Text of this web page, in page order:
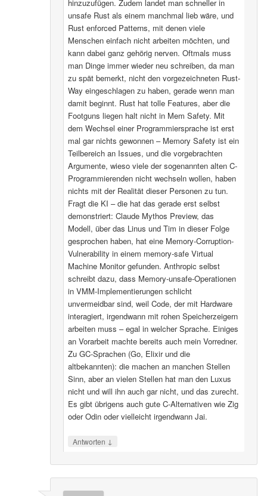
hinzuzufügen. Zudem landet man schneller in
unsafe Rust als einem manchmal lieb wäre, und
Rust enforced Patterns, mit denen viele
Menschen einfach nicht arbeiten möchten, und
kann dabei ganz gehörig nerven. Oftmals muss
man Dinge immer wieder neu schreiben, da man
zu spät bemerkt, nicht den vorgezeichneten Rust-
Way eingeschlagen zu haben, gerade wenn man
damit beginnt. Rust hat tolle Features, aber die
Footguns liegen halt nicht in Mem Safety. Mit
dem Wechsel einer Programmiersprache ist erst
mal gar nichts gewonnen – Memory Safety ist ein
Teilbereich an Issues, und die vorgebrachten
Argumente, wieso viele der sogenannten alten C-
Programmierenden nicht wechseln wollen, haben
nichts mit der Realität dieser Personen zu tun.
Fragt die KI – die hat das gerade erst selbst
demonstriert: Claude Mythos Preview, das
Modell, über das Linus und Tim in dieser Folge
gesprochen haben, hat eine Memory-Corruption-
Vulnerability in einem memory-safe Virtual
Machine Monitor gefunden. Anthropic selbst
schreibt dazu, dass Memory-unsafe-Operationen
in VMM-Implementierungen schlicht
unvermeidbar sind, weil Code, der mit Hardware
interagiert, irgendwann mit rohen Speicherzeigern
arbeiten muss – egal in welcher Sprache. Einiges
an Vorarbeit machte bereits auch mein Vorredner.
Zu GC-Sprachen (Go, Elixir und die
altbekannten): die machen an manchen Stellen
Sinn, aber an vielen Stellen hat man den Luxus
nicht und will ihn auch gar nicht, und das zurecht.
Es gibt übrigens auch gute C-Alternativen wie Zig
oder Odin oder vielleicht irgendwann Jai.
Antworten ↓